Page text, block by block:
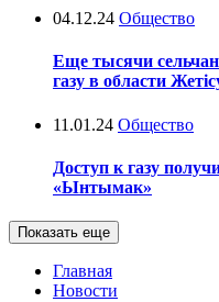
04.12.24 Общество
Еще тысячи
газу в области
11.01.24 Общество
Доступ к газу
«Ынтымак»
Показать еще
Главная
Новости